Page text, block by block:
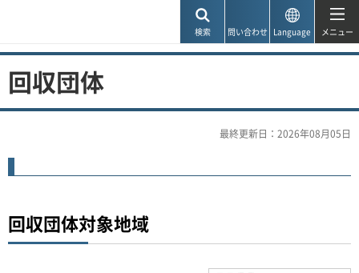
検索 問い合わせ Language メニュー
回収団体
最終更新日：2026年08月05日
回収団体対象地域